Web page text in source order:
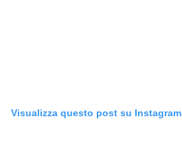
Visualizza questo post su Instagram